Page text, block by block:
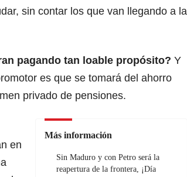
sin contar los que van llegando a la
pagando tan loable propósito? Y
es que se tomará del ahorro
privado de pensiones.
Más información
Sin Maduro y con Petro será la
reapertura de la frontera, ¡Día
en